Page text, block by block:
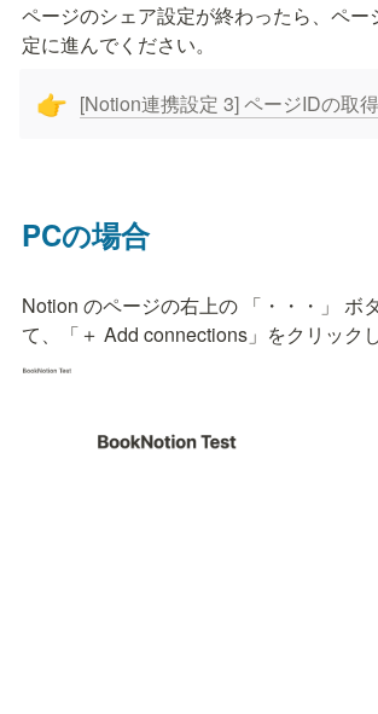
ページのシェア設定が終わったら、ペー
定に進んでください。
👉 [Notion連携設定 3] ページIDの取
PCの場合
Notion のページの右上の 「・・・」 ボ
て、「＋ Add connections」をクリックし